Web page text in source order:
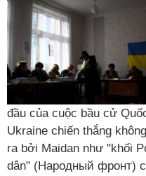
đầu của cuộc bầu cử
Ukraine chiến thắng
ra bởi Maidan như "khối
dân" (Народный фронт)